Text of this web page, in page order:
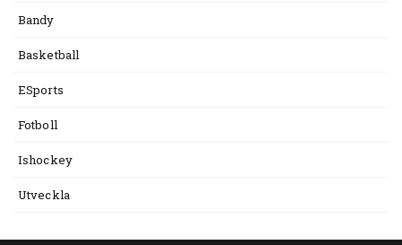
Bandy
Basketball
ESports
Fotboll
Ishockey
Utveckla